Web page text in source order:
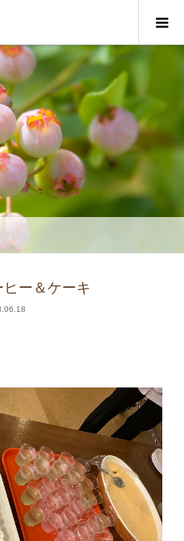
ー＆ケーキ